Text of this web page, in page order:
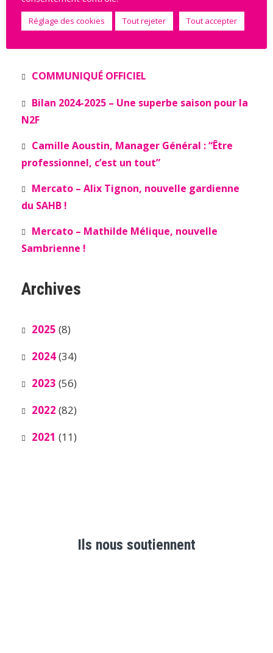
Derniers articles
COMMUNIQUÉ OFFICIEL
Bilan 2024-2025 – Une superbe saison pour la
N2F
Camille Aoustin, Manager Général : “Être
professionnel, c’est un tout”
Mercato – Alix Tignon, nouvelle gardienne
du SAHB !
Mercato – Mathilde Mélique, nouvelle
Sambrienne !
Archives
2025 (8)
2024(34)
2023 (56)
2022 (82)
2021 (11)
Ils nous soutiennent
Réglage des cookies Tout rejeter Tout accepter